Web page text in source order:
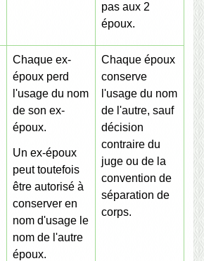
pas aux 2
époux.
Chaque ex-
époux perd
l'usage du nom
de son ex-
époux.
Un ex-époux
peut toutefois
être autorisé à
conserver en
nom d'usage le
nom de l'autre
époux.
Chaque époux
conserve
l'usage du nom
de l'autre, sauf
décision
contraire du
juge ou de la
convention de
séparation de
corps.